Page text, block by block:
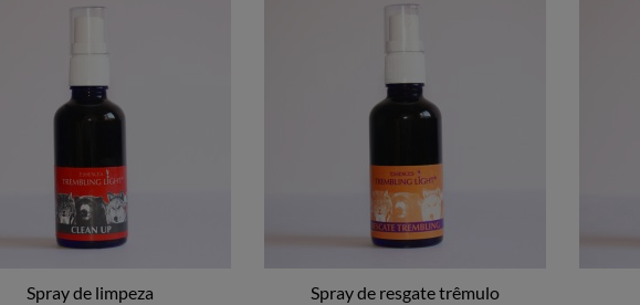
Spray de limpeza Spray de resgate trêmulo